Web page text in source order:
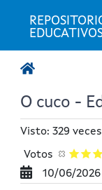
REPOSITORIO DE CONTIDOS
O cuco -
Visto: 329 veces
Votos
10/06/2026